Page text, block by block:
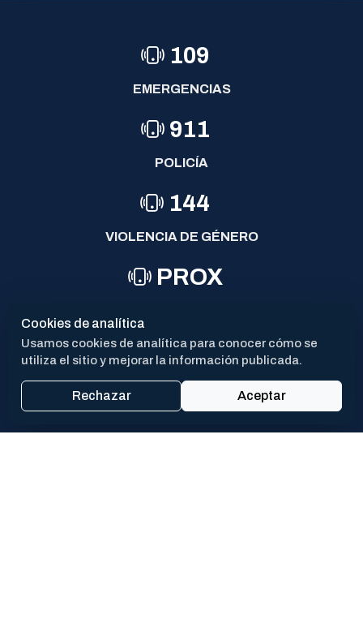
109
EMERGENCIAS
911
POLICÍA
144
VIOLENCIA DE GÉNERO
PROX
Cookies de analítica
Usamos cookies de analítica para conocer cómo se
utiliza el sitio y mejorar la información publicada.
Rechazar Aceptar